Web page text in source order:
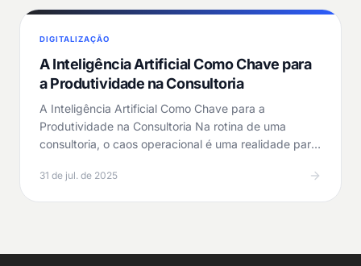
DIGITALIZAÇÃO
A Inteligência Artificial Como Chave para
a Produtividade na Consultoria
A Inteligência Artificial Como Chave para a
Produtividade na Consultoria Na rotina de uma
consultoria, o caos operacional é uma realidade para
31 de jul. de 2025